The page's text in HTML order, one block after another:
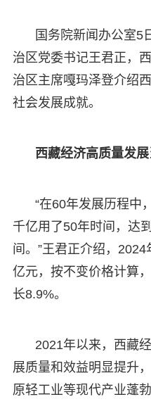
国务院新闻办公室5
治区党委书记王君正，
治区主席嘎玛泽登介绍
社会发展成就。
西藏经济高质量发
“在60年发展历程中
千亿用了50年时间，达
间。”王君正介绍，
亿元，按不变价格计算
长8.9%。
2021年以来，西藏
展质量和效益明显提升
原轻工业等现代产业蓬